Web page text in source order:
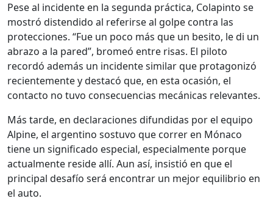
Pese al incidente en la segunda práctica, Colapinto se
mostró distendido al referirse al golpe contra las
protecciones. “Fue un poco más que un besito, le di un
abrazo a la pared”, bromeó entre risas. El piloto
recordó además un incidente similar que protagonizó
recientemente y destacó que, en esta ocasión, el
contacto no tuvo consecuencias mecánicas relevantes.
Más tarde, en declaraciones difundidas por el equipo
Alpine, el argentino sostuvo que correr en Mónaco
tiene un significado especial, especialmente porque
actualmente reside allí. Aun así, insistió en que el
principal desafío será encontrar un mejor equilibrio en
el auto.